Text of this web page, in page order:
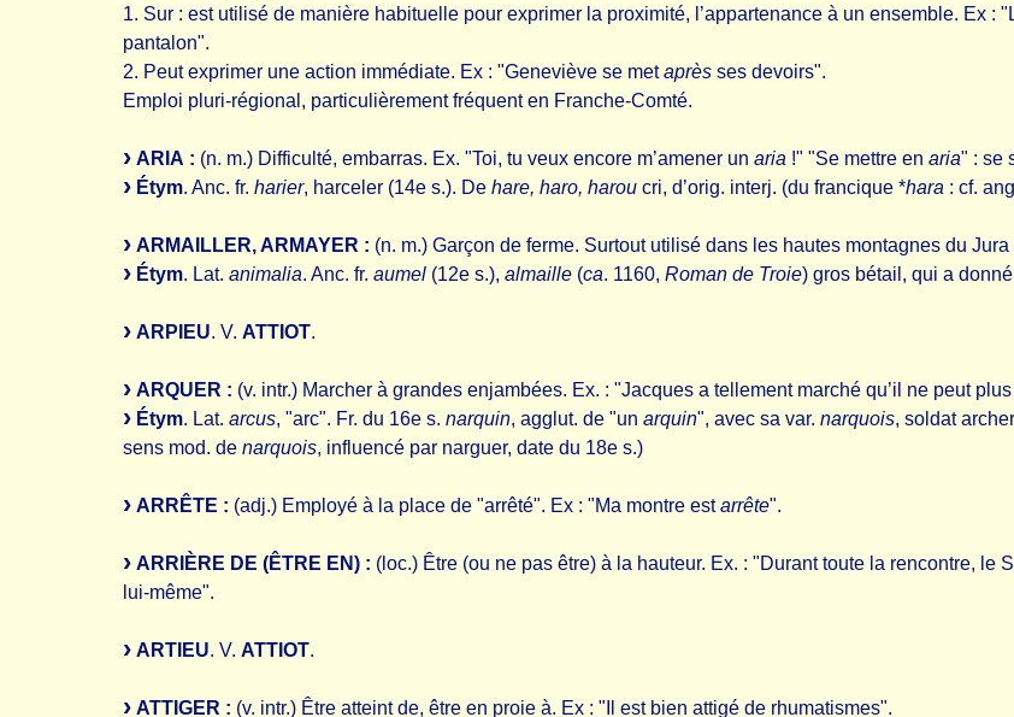
1. Sur : est utilisé de manière habituelle pour exprimer la proximité, l’appartenance à un ensemble. Ex :
pantalon".
2. Peut exprimer une action immédiate. Ex : "Geneviève se metaprès ses devoirs".
Emploi pluri-régional, particulièrement fréquent en Franche-Comté.
ARIA : (n. m.) Difficulté, embarras. Ex. "Toi, tu veux encore m’amener un aria !" "Se mettre en aria" : se
Étym. Anc. fr. harier, harceler (14e s.). De hare, haro, harou cri, d’orig. interj. (du francique *hara : cf. angl
ARMAILLER, ARMAYER : (n. m.) Garçon de ferme. Surtout utilisé dans les hautes montagnes du
Étym. Lat. animalia. Anc. fr. aumel (12e s.), almaille (ca. 1160, Roman de Troie) gros bétail, qui a donné
ARPIEU. V. ATTIOT.
ARQUER : (v. intr.) Marcher à grandes enjambées. Ex. : "Jacques a tellement marché qu’il ne peut
Étym. Lat. arcus, "arc". Fr. du 16e s. narquin, agglut. de "un arquin", avec sa var. narquois, soldat
sens mod. de narquois, influencé par narguer, date du 18e s.)
ARRÊTE : (adj.) Employé à la place de "arrêté". Ex : "Ma montre estarrête".
ARRIÈRE DE (ÊTRE EN) : (loc.) Être (ou ne pas être) à la hauteur. Ex. : "Durant toute la rencontre, le
lui-même".
ARTIEU. V. ATTIOT.
ATTIGER : (v. intr.) Être atteint de, être en proie à. Ex : "Il est bien attigé de rhumatismes".